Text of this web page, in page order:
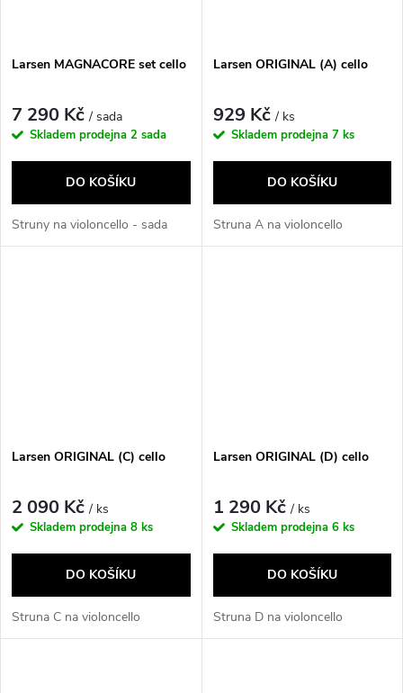
Larsen MAGNACORE set cello
7 290 Kč/ sada
Skladem prodejna 2 sada
DO KOŠÍKU
Struny na violoncello - sada
Larsen ORIGINAL (A) cello
929 Kč/ ks
Skladem prodejna 7 ks
DO KOŠÍKU
Struna A na violoncello
Larsen ORIGINAL (C) cello
2 090 Kč/ ks
Skladem prodejna 8 ks
DO KOŠÍKU
Struna C na violoncello
Larsen ORIGINAL (D) cello
1 290 Kč/ ks
Skladem prodejna 6 ks
DO KOŠÍKU
Struna D na violoncello